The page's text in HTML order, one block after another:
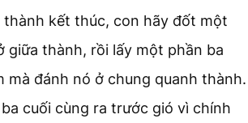
thành kết thúc, con hãy đốt một
giữa thành, rồi lấy một phần ba
mà đánh nó ở chung quanh thành.
cuối cùng ra trước gió vì chính